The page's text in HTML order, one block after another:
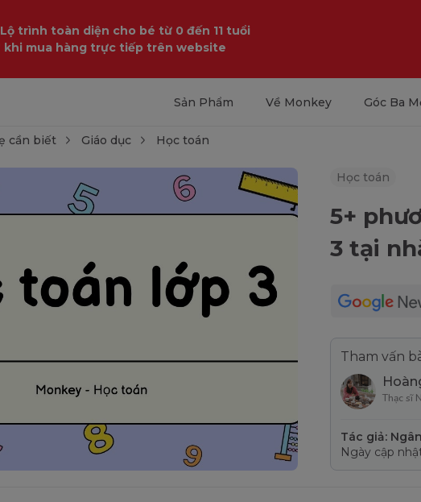
trình toàn diện cho bé từ 0 đến 11 tuổi
khi mua hàng trực tiếp trên website
Sản Phẩm Về Monkey Góc Ba
cần biết Giáo dục Học toán
Học toán
5+
3 tại
Tham vấn
Thạc sĩ
Tác giả:
Ngày cập